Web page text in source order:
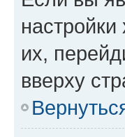
их,
вверху